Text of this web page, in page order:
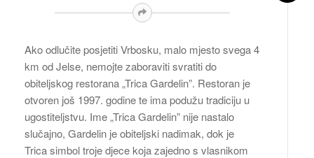
Ako odlučite posjetiti Vrbosku, malo mjesto svega 4
km od Jelse, nemojte zaboraviti svratiti do
obiteljskog restorana „Trica Gardelin”. Restoran je
otvoren još 1997. godine te ima podužu tradiciju u
ugostiteljstvu. Ime „Trica Gardelin” nije nastalo
slučajno, Gardelin je obiteljski nadimak, dok je
Trica simbol troje djece koja zajedno s vlasnikom